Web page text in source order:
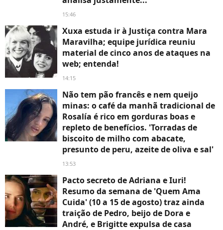
15:46
Xuxa estuda ir à Justiça contra Mara
Maravilha; equipe jurídica reuniu
material de cinco anos de ataques na
web; entenda!
14:15
Não tem pão francês e nem queijo
minas: o café da manhã tradicional de
Rosalía é rico em gorduras boas e
repleto de benefícios. 'Torradas de
biscoito de milho com abacate,
presunto de peru, azeite de oliva e sal'
13:53
Pacto secreto de Adriana e Iuri!
Resumo da semana de 'Quem Ama
Cuida' (10 a 15 de agosto) traz ainda
traição de Pedro, beijo de Dora e
André, e Brigitte expulsa de casa